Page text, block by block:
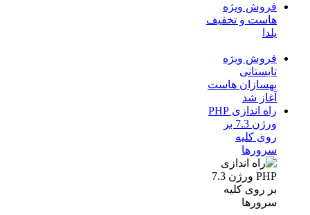
فروش ویژه
هاست و تخفیف
یلدا
فروش ویژه
تابستانی
بهسازان هاست
آغاز شد
راه اندازی PHP
ورژن 7.3 بر
روی کلیه
سرورها